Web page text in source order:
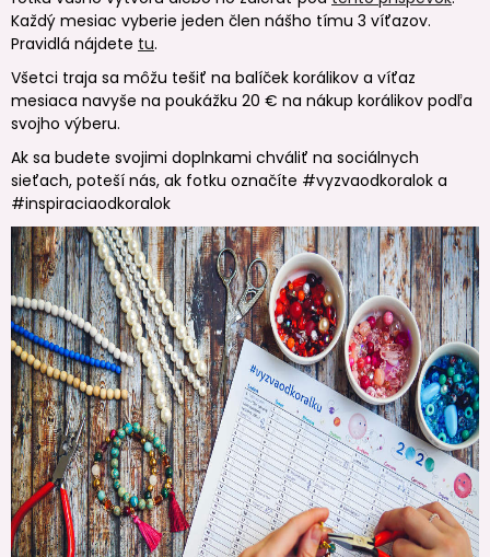
Každý mesiac vyberie jeden člen nášho tímu 3 víťazov.
Pravidlá nájdete tu.
Všetci traja sa môžu tešiť na balíček korálikov a víťaz
mesiaca navyše na poukážku 20 € na nákup korálikov podľa
svojho výberu.
Ak sa budete svojimi doplnkami chváliť na sociálnych
sieťach, poteší nás, ak fotku označíte #vyzvaodkoralok a
#inspiraciaodkoralok